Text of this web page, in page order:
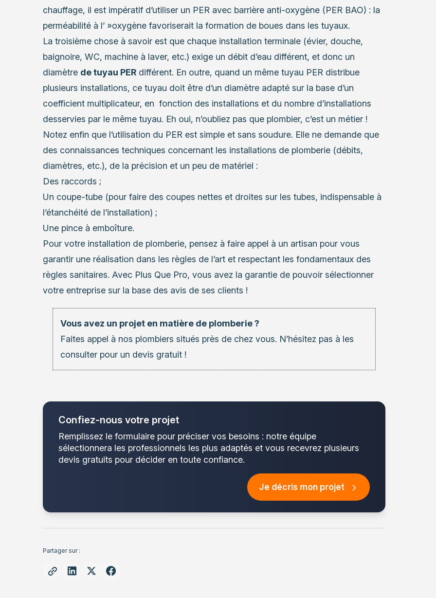
chauffage, il est impératif d’utiliser un PER avec barrière anti-oxygène (PER BAO) : la
perméabilité à l’ »oxygène favoriserait la formation de boues dans les tuyaux.
La troisième chose à savoir est que chaque installation terminale (évier, douche,
baignoire, WC, machine à laver, etc.) exige un débit d’eau différent, et donc un
diamètre de tuyau PER différent. En outre, quand un même tuyau PER distribue
plusieurs installations, ce tuyau doit être d’un diamètre adapté sur la base d’un
coefficient multiplicateur, en fonction des installations et du nombre d’installations
desservies par le même tuyau. Eh oui, n’oubliez pas que plombier, c’est un métier !
Notez enfin que l’utilisation du PER est simple et sans soudure. Elle ne demande que
des connaissances techniques concernant les installations de plomberie (débits,
diamètres, etc.), de la précision et un peu de matériel :
Des raccords ;
Un coupe-tube (pour faire des coupes nettes et droites sur les tubes, indispensable à
l’étanchéité de l’installation) ;
Une pince à emboîture.
Pour votre installation de plomberie, pensez à faire appel à un artisan pour vous
garantir une réalisation dans les règles de l’art et respectant les fondamentaux des
règles sanitaires. Avec Plus Que Pro, vous avez la garantie de pouvoir sélectionner
votre entreprise sur la base des avis de ses clients !
Vous avez un projet en matière de plomberie ?
Faites appel à nos plombiers situés près de chez vous. N’hésitez pas à les
consulter pour un devis gratuit !
Confiez-nous votre projet
Remplissez le formulaire pour préciser vos besoins : notre équipe
sélectionnera les professionnels les plus adaptés et vous recevrez plusieurs
devis gratuits pour décider en toute confiance.
Je décris mon projet
Partager sur :